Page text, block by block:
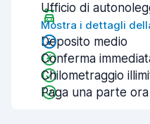
Ufficio di
Mostra i dettagli
Deposito medio
Conferma
Chilometraggio
Paga una parte ora